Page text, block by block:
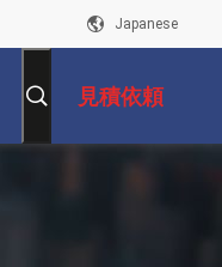
Japanese
見積依頼